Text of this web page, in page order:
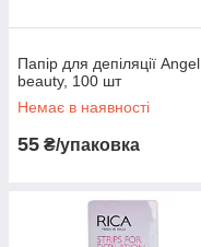
Папір для депіляції Angel
beauty, 100 шт
Немає в наявності
55 ₴/упаковка